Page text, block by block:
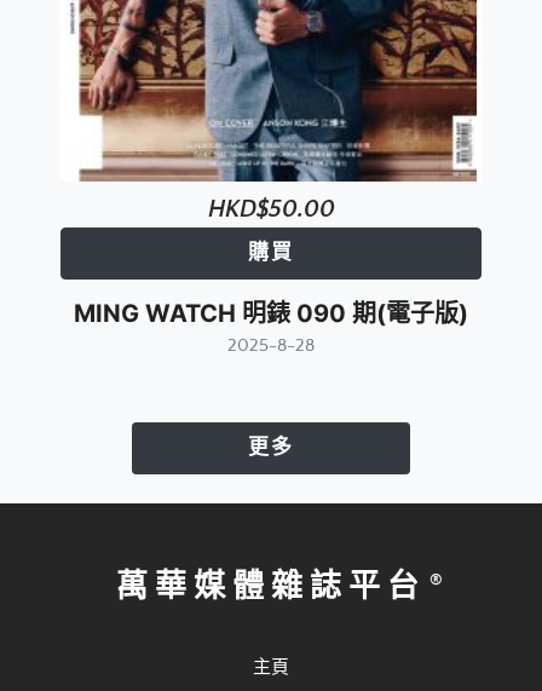
HKD$50.00
購買
MING WATCH 明錶 090 期(電子版)
2025-8-28
更多
萬華媒體雜誌平台
主頁